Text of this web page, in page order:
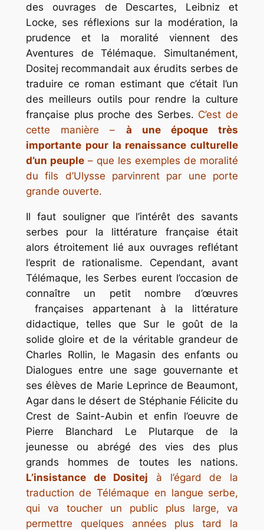
des ouvrages de Descartes, Leibniz et
Locke, ses réflexions sur la modération, la
prudence et la moralité viennent des
Aventures de Télémaque. Simultanément,
Dositej recommandait aux érudits serbes de
traduire ce roman estimant que c’était l’un
des meilleurs outils pour rendre la culture
française plus proche des Serbes. C’est de
cette manière – à une époque très
importante pour la renaissance culturelle
d’un peuple– que les exemples de moralité
du fils d’Ulysse parvinrent par une porte
grande ouverte.
Il faut souligner que l’intérêt des savants
serbes pour la littérature française était
alors étroitement lié aux ouvrages reflétant
l’esprit de rationalisme. Cependant, avant
Télémaque, les Serbes eurent l’occasion de
connaître un petit nombre d’œuvres
françaises appartenant à la littérature
didactique, telles que Sur le goût de la
solide gloire et de la véritable grandeurde
Charles Rollin, le Magasin des enfants ou
Dialogues entre une sage gouvernante et
ses élèves de Marie Leprince de Beaumont,
Agar dans le désert de Stéphanie Félicite du
Crest de Saint-Aubin et enfin l’oeuvre de
Pierre Blanchard Le Plutarque de la
jeunesse ou abrégé des vies des plus
grands hommes de toutes les nations.
L’insistance de Dositej à l’égard de la
traduction de Télémaque en langue serbe,
qui va toucher un public plus large, va
permettre quelques années plus tard la